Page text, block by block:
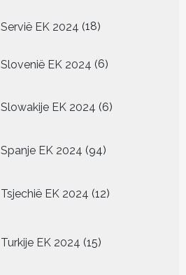
Servië EK 2024 1818
Slovenië EK 2024 66
Slowakije EK 2024 6
producten
Spanje EK 2024 9494
Tsjechië EK 2024 12
producten
Turkije EK 2024 15
producten